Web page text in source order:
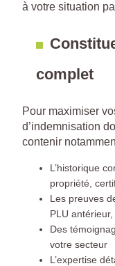
à votre situation
complet
Pour maximiser
d’indemnisation
contenir
L’historique
propriété,
Les preuves
PLU
Des
votre secteur
L’expertise